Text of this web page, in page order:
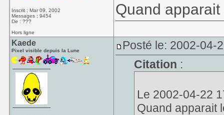
Inscrit : Mar 09, 2002
Messages : 9454
De : ???
Hors ligne
Quand
Kaede
Pixel visible depuis la Lune
Posté le: 2002-04-
Citation :
Le 2002-04-22
Quand apparait